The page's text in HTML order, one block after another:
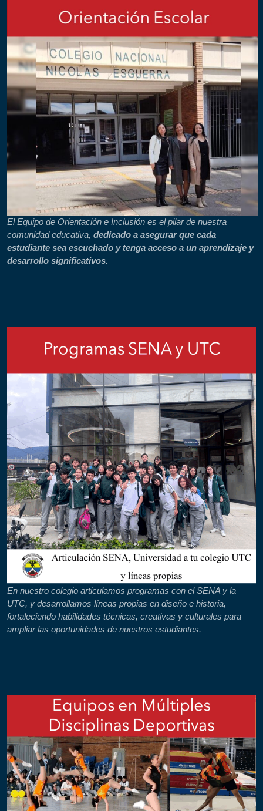
El Equipo de Orientación e Inclusión es el pilar de nuestra
comunidad educativa, dedicado a asegurar que cada
estudiante sea escuchado y tenga acceso a un aprendizaje y
desarrollo significativos.
En nuestro colegio articulamos programas con el SENA y la
UTC, y desarrollamos líneas propias en diseño e historia,
fortaleciendo habilidades técnicas, creativas y culturales para
ampliar las oportunidades de nuestros estudiantes.